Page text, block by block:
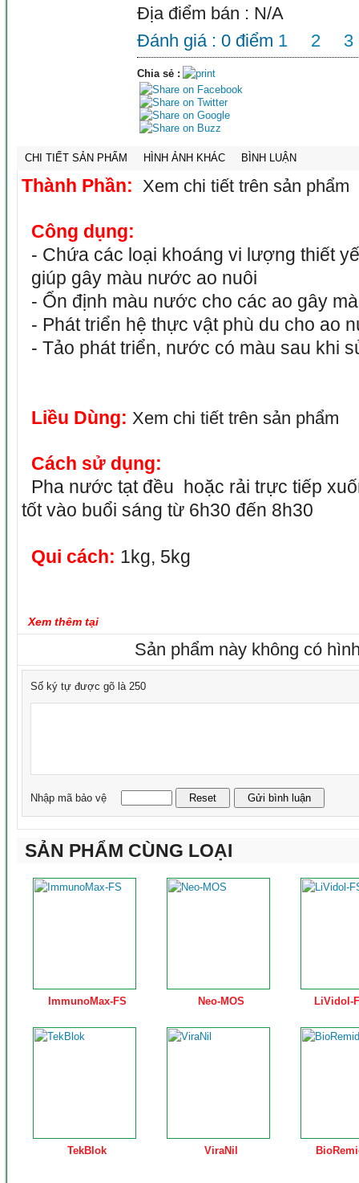
Địa điểm bán : N/A
Đánh giá : 0 điểm 1 2 3
Chia sẻ :
CHI TIẾT SẢN PHẨM HÌNH ẢNH KHÁC BÌNH LUẬN
Thành Phần: Xem chi tiết trên sản phẩm
Công dụng:
- Chứa các loại khoáng vi lượng thiết
giúp gây màu nước ao nuôi
- Ổn định màu nước cho các ao gây
- Phát triển hệ thực vật phù du cho ao
- Tảo phát triển, nước có màu sau khi
Liều Dùng: Xem chi tiết trên sản phẩm
Cách sử dụng:
Pha nước tạt đều hoặc rải trực tiếp
tốt vào buổi sáng từ 6h30 đến 8h30
Qui cách: 1kg, 5kg
Xem thêm tại
Sản phẩm này không có
Số ký tự được gõ là 250
Nhập mã bảo vệ
SẢN PHẨM CÙNG LOẠI
ImmunoMax-FS Neo-MOS LiVidol-
TekBlok ViraNil